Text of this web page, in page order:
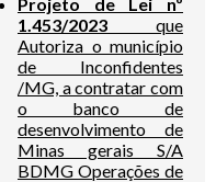
1.453/2023 que
Autoriza o município
de Inconfidentes
/MG, a contratar com
o banco de
desenvolvimento de
Minas gerais S/A
BDMG Operações de